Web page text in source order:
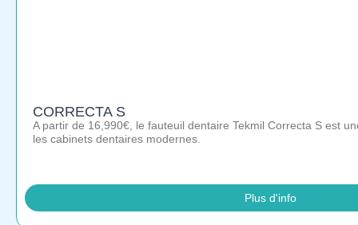
CORRECTA S
A partir de 16,990€, le fauteuil dentaire Tekmil Correcta S est
les cabinets dentaires modernes.
Plus d'info